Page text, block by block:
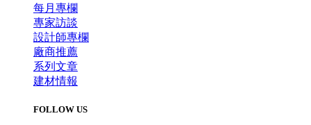
每月專欄
專家訪談
設計師專欄
廠商推薦
系列文章
建材情報
FOLLOW US